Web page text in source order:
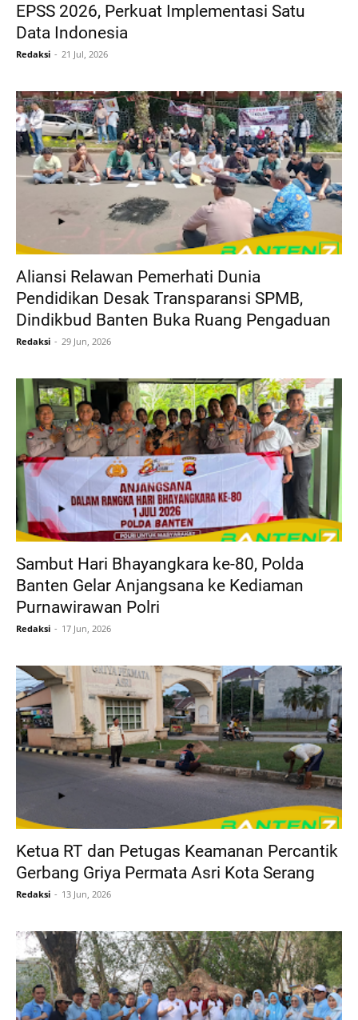
EPSS 2026, Perkuat Implementasi Satu
Data Indonesia
Redaksi 21 Jul, 2026
Aliansi Relawan Pemerhati Dunia
Pendidikan Desak Transparansi SPMB,
Dindikbud Banten Buka Ruang Pengaduan
Redaksi 29 Jun, 2026
Sambut Hari Bhayangkara ke-80, Polda
Banten Gelar Anjangsana ke Kediaman
Purnawirawan Polri
Redaksi 17 Jun, 2026
Ketua RT dan Petugas Keamanan Percantik
Gerbang Griya Permata Asri Kota Serang
Redaksi 13 Jun, 2026